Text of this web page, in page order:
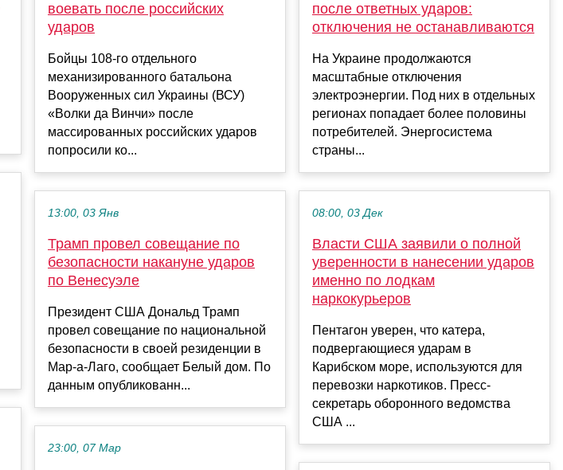
воевать после российских
ударов
Бойцы 108-го отдельного
механизированного батальона
Вооруженных сил Украины (ВСУ)
«Волки да Винчи» после
массированных российских ударов
попросили ко...
13:00, 03 Янв
Трамп провел совещание по
безопасности накануне ударов
по Венесуэле
Президент США Дональд Трамп
провел совещание по национальной
безопасности в своей резиденции в
Мар-а-Лаго, сообщает Белый дом. По
данным опубликованн...
23:00, 07 Мар
после ответных ударов:
отключения не останавливаются
На Украине продолжаются
масштабные отключения
электроэнергии. Под них в отдельных
регионах попадает более половины
потребителей. Энергосистема
страны...
08:00, 03 Дек
Власти США заявили о полной
уверенности в нанесении ударов
именно по лодкам
наркокурьеров
Пентагон уверен, что катера,
подвергающиеся ударам в
Карибском море, используются для
перевозки наркотиков. Пресс-
секретарь оборонного ведомства
США ...